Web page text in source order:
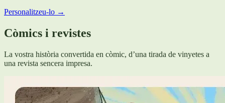
Personalitzeu-lo →
Còmics i revistes
La vostra història convertida en còmic, d’una tirada de vinyetes a
una revista sencera impresa.